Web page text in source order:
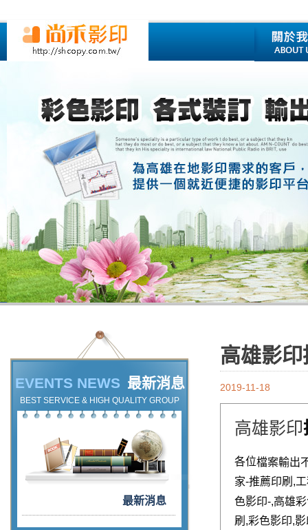
EVENTS NEWS 最新消息
BEST SERVICE & HIGH QUALITY GROUP
最新消息
高雄影印
2019-11-18
高雄影印
各位檔案輸出
家-推薦印刷,
色影印-,高雄
刷,彩色影印,